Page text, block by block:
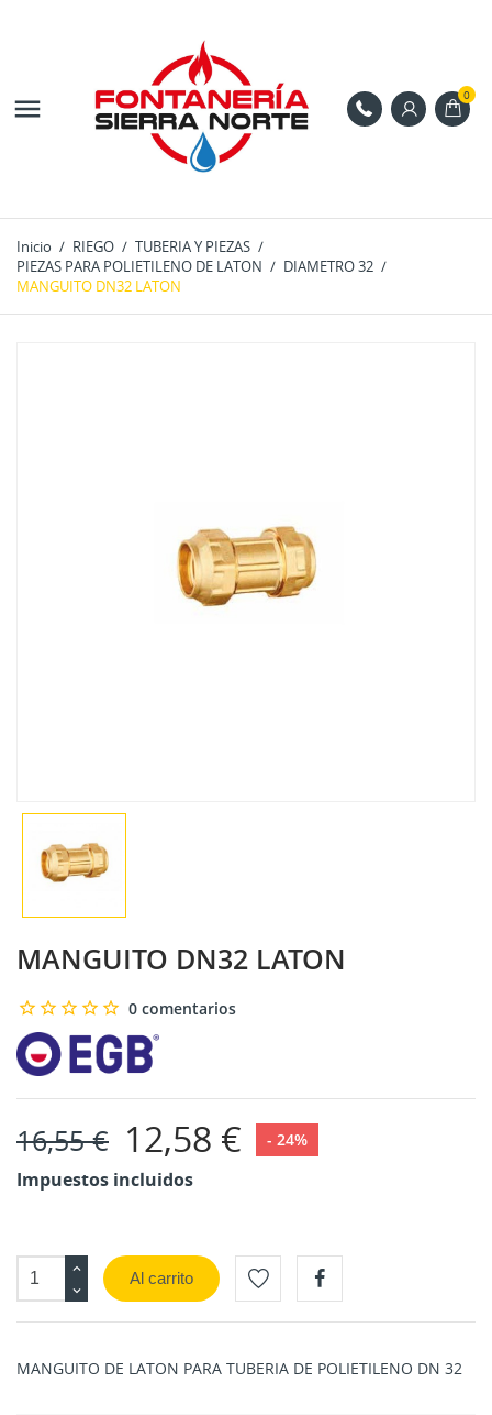
 0
Inicio RIEGO
TUBERIA Y PIEZAS
PIEZAS PARA POLIETILENO DE LATON
DIAMETRO 32
MANGUITO DN32 LATON
MANGUITO DN32 LATON
0 comentarios
16,55 € 12,58 € - 24%
Impuestos incluidos
Al carrito
MANGUITO DE LATON PARA TUBERIA DE POLIETILENO DN 32